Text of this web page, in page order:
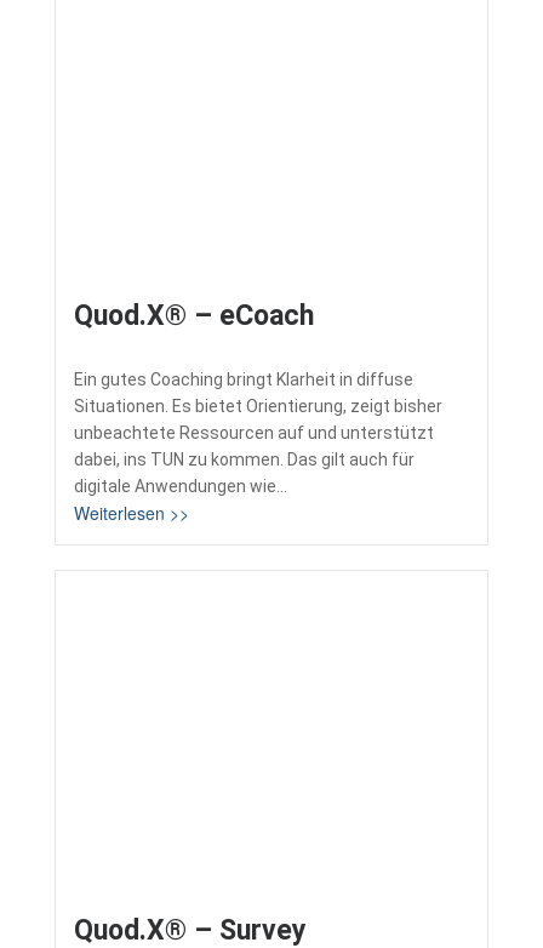
Quod.X® – eCoach
Ein gutes Coaching bringt Klarheit in diffuse
Situationen. Es bietet Orientierung, zeigt bisher
unbeachtete Ressourcen auf und unterstützt
dabei, ins TUN zu kommen. Das gilt auch für
digitale Anwendungen wie...
Weiterlesen >>
Quod.X® – Survey